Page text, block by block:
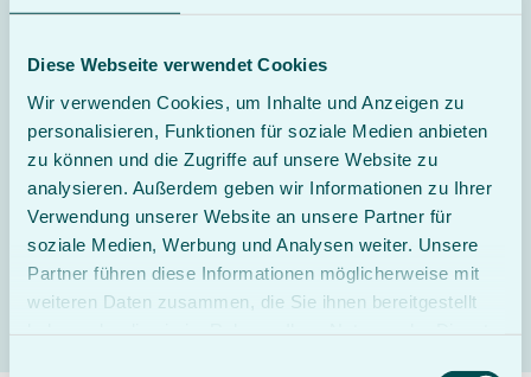
Diese Webseite verwendet Cookies
Wir verwenden Cookies, um Inhalte und Anzeigen zu
personalisieren, Funktionen für soziale Medien anbieten
zu können und die Zugriffe auf unsere Website zu
analysieren. Außerdem geben wir Informationen zu Ihrer
Verwendung unserer Website an unsere Partner für
soziale Medien, Werbung und Analysen weiter. Unsere
Partner führen diese Informationen möglicherweise mit
weiteren Daten zusammen, die Sie ihnen bereitgestellt
Kräfte ist uns dabei besonders wichtig.